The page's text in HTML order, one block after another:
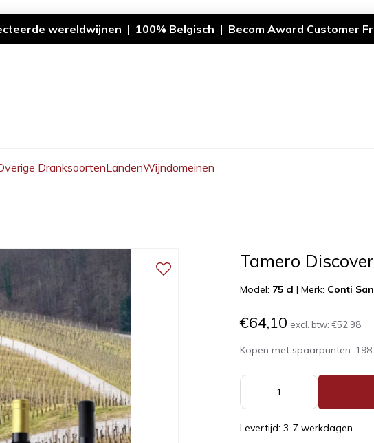
wereldwijnen | 100% Belgisch | Becom Award Customer
DranksoortenLandenWijndomeinen
Tamero
Model: 75 cl |Merk: Conti
€64,10 excl. btw:€52,98
Kopen met spaarpunten: 198
Levertijd: 3-7 werkdagen